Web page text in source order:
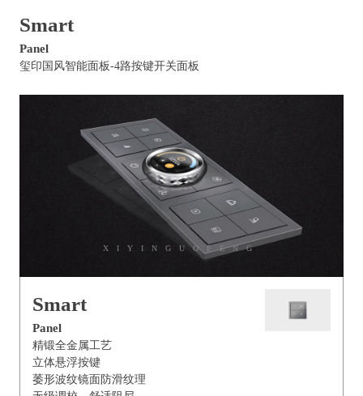
Smart
Panel
玺印国风智能面板-4路按键开关面板
XIYINGUOFENG
Smart
Panel
精锻全金属工艺
立体悬浮按键
萎形波纹镜面防滑纹理